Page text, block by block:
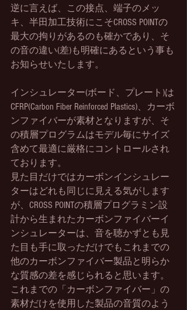
逆に言えば、この接点、端子のメッ
キ、半田加工技術にこそCROSS POINTの
最大の拘りがあるのも確かであり、そ
の音の違い(差)も明確にあるという事も
お知らせいたします。
インシュレーター(ボード、プレート)は
CFRP(Carbon Fiber Reinforced Plastics)、カーボ
ンファイバーが素材となりますが、そ
の積層プログラムはモデル毎にサイズ
含めて最適に厳格にコントロールされ
ております。
見た目だけではカーボンインシュレー
ターはどれも同じに見える気がします
が、CROSS POINTの積層プログラミン設
計から生まれたカーボンファイバーイ
ンシュレーターは、音を聴かずとも見
た目も手に取っただけでもこれまでの
他のカーボンファイバー製品と明らか
な質感の差を感じられると思います。
これまでの「カーボンファイバー」の
素材だけを使用した製品の音質のよう